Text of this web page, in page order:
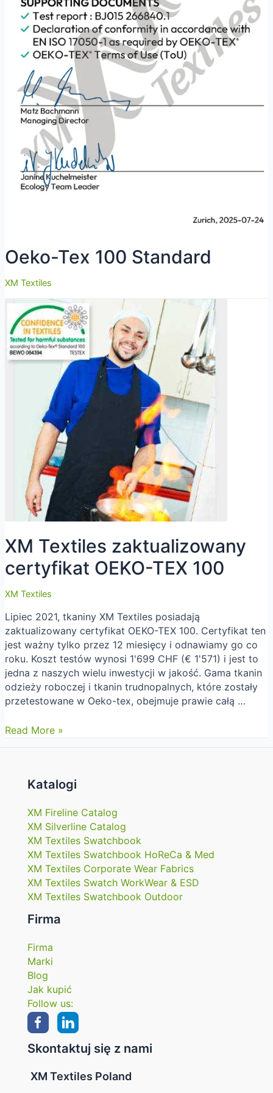
Oeko-Tex 100 Standard
XM Textiles
XM Textiles zaktualizowany
certyfikat OEKO-TEX 100
XM Textiles
Lipiec 2021, tkaniny XM Textiles posiadają
zaktualizowany certyfikat OEKO-TEX 100. Certyfikat ten
jest ważny tylko przez 12 miesięcy i odnawiamy go co
roku. Koszt testów wynosi 1'699 CHF (€ 1'571) i jest to
jedna z naszych wielu inwestycji w jakość. Gama tkanin
odzieży roboczej i tkanin trudnopalnych, które zostały
przetestowane w Oeko-tex, obejmuje prawie całą …
XM
OEKO-
Read More »
Katalogi
XM Fireline Catalog
XM Silverline Catalog
XM Textiles Swatchbook
XM Textiles Swatchbook HoReCa & Med
XM Textiles Corporate Wear Fabrics
XM Textiles Swatch WorkWear & ESD
XM Textiles Swatchbook Outdoor
Firma
Firma
Marki
Blog
Jak kupić
Follow us:
Skontaktuj się z nami
XM Textiles Poland